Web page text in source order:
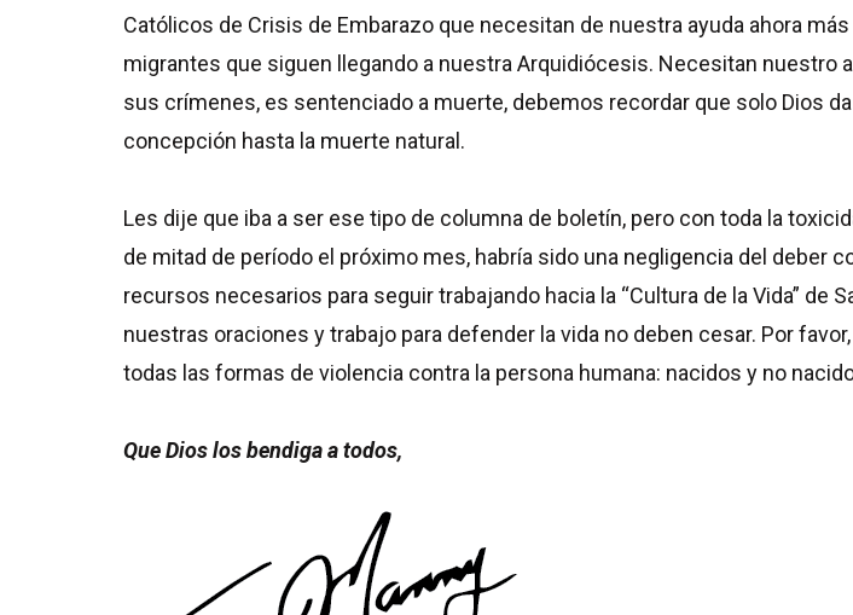
Católicos de Crisis de Embarazo que necesitan de nuestra ayuda ahora
migrantes que siguen llegando a nuestra Arquidiócesis. Necesitan nuestro
sus crímenes, es sentenciado a muerte, debemos recordar que solo Dios
concepción hasta la muerte natural.
Les dije que iba a ser ese tipo de columna de boletín, pero con toda la
de mitad de período el próximo mes, habría sido una negligencia del deber
recursos necesarios para seguir trabajando hacia la “Cultura de la Vida” de
nuestras oraciones y trabajo para defender la vida no deben cesar. Por
todas las formas de violencia contra la persona humana: nacidos y no
Que Dios los bendiga a todos,